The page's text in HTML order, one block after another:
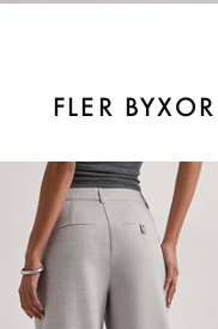
FLER